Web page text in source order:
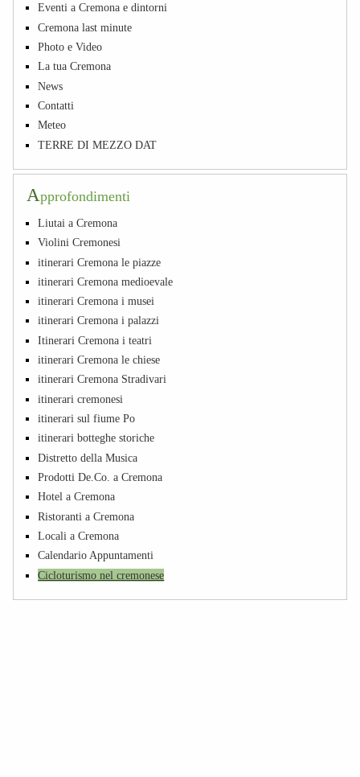
Eventi a Cremona e dintorni
Cremona last minute
Photo e Video
La tua Cremona
News
Contatti
Meteo
TERRE DI MEZZO DAT
Approfondimenti
Liutai a Cremona
Violini Cremonesi
itinerari Cremona le piazze
itinerari Cremona medioevale
itinerari Cremona i musei
itinerari Cremona i palazzi
Itinerari Cremona i teatri
itinerari Cremona le chiese
itinerari Cremona Stradivari
itinerari cremonesi
itinerari sul fiume Po
itinerari botteghe storiche
Distretto della Musica
Prodotti De.Co. a Cremona
Hotel a Cremona
Ristoranti a Cremona
Locali a Cremona
Calendario Appuntamenti
Cicloturismo nel cremonese